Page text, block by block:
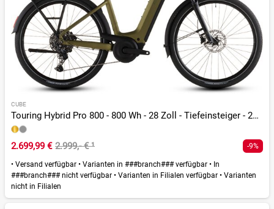
CUBE
Touring Hybrid Pro 800 - 800 Wh - 28 Zoll - Tiefeinsteiger - 2026
2.699,99 € 2.999,- €¹ -9%
• Versand verfügbar • Varianten in ###branch### verfügbar • In
###branch### nicht verfügbar • Varianten in Filialen verfügbar • Varianten
nicht in Filialen